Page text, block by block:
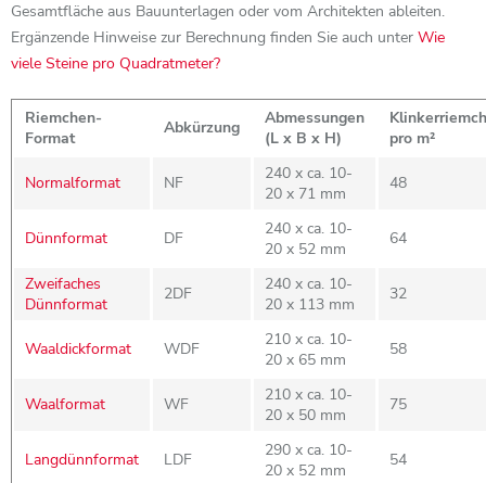
Gesamtfläche aus Bauunterlagen oder vom Architekten ableiten.
Ergänzende Hinweise zur Berechnung finden Sie auch unter Wie
viele Steine pro Quadratmeter?
Riemchen-
Format
Abkürzung
Abmessungen
(L x B x H)
pro m²
Normalformat NF
240 x ca. 10-
20 x 71 mm
48
Dünnformat DF
240 x ca. 10-
20 x 52 mm
64
Zweifaches
Dünnformat
2DF
240 x ca. 10-
20 x 113 mm
32
Waaldickformat WDF
210 x ca. 10-
20 x 65 mm
58
Waalformat WF
210 x ca. 10-
20 x 50 mm
75
Langdünnformat LDF
290 x ca. 10-
20 x 52 mm
54